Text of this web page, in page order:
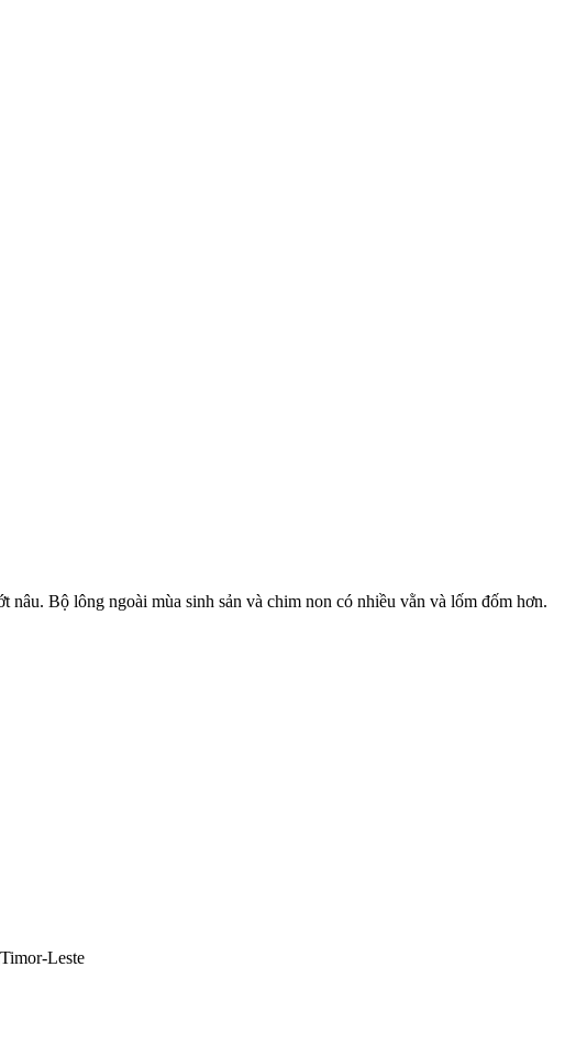
nâu. Bộ lông ngoài mùa sinh sản và chim non có nhiều vằn và lốm đốm hơn.